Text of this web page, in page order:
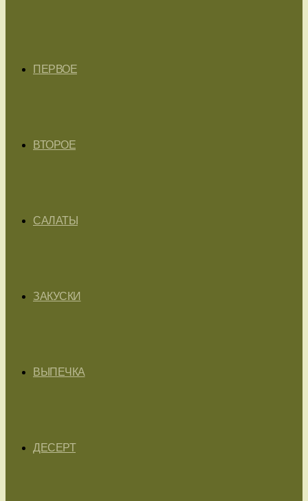
ПЕРВОЕ
ВТОРОЕ
САЛАТЫ
ЗАКУСКИ
ВЫПЕЧКА
ДЕСЕРТ